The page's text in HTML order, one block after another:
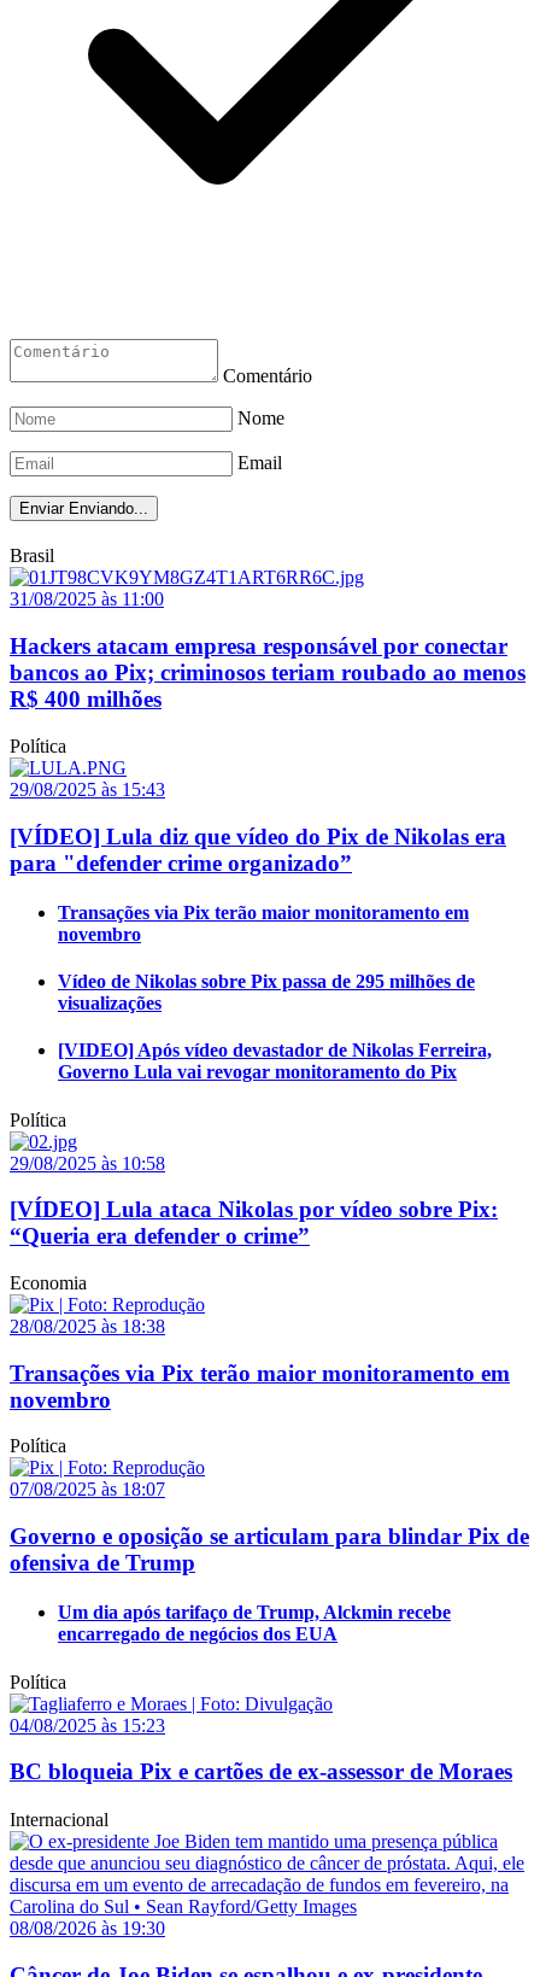
Comentário
Nome
Email
Enviar Enviando...
Brasil
31/08/2025 às 11:00
Hackers atacam empresa responsável por conectar
bancos ao Pix; criminosos teriam roubado ao menos
R$ 400 milhões
Política
29/08/2025 às 15:43
[VÍDEO] Lula diz que vídeo do Pix de Nikolas era
para "defender crime organizado”
Transações via Pix terão maior monitoramento em
novembro
Vídeo de Nikolas sobre Pix passa de 295 milhões de
visualizações
[VIDEO] Após vídeo devastador de Nikolas Ferreira,
Governo Lula vai revogar monitoramento do Pix
Política
29/08/2025 às 10:58
[VÍDEO] Lula ataca Nikolas por vídeo sobre Pix:
“Queria era defender o crime”
Economia
28/08/2025 às 18:38
Transações via Pix terão maior monitoramento em
novembro
Política
07/08/2025 às 18:07
Governo e oposição se articulam para blindar Pix de
ofensiva de Trump
Um dia após tarifaço de Trump, Alckmin recebe
encarregado de negócios dos EUA
Política
04/08/2025 às 15:23
BC bloqueia Pix e cartões de ex-assessor de Moraes
Internacional
08/08/2026 às 19:30